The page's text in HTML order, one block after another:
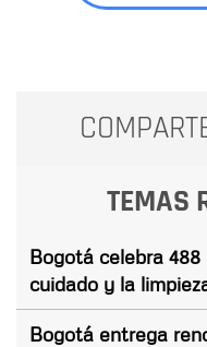
TEMAS
Bogotá celebra
cuidado y la
Bogotá entrega